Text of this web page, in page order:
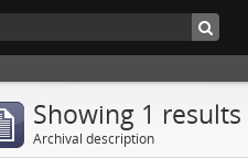
Showing 1 results
Archival description